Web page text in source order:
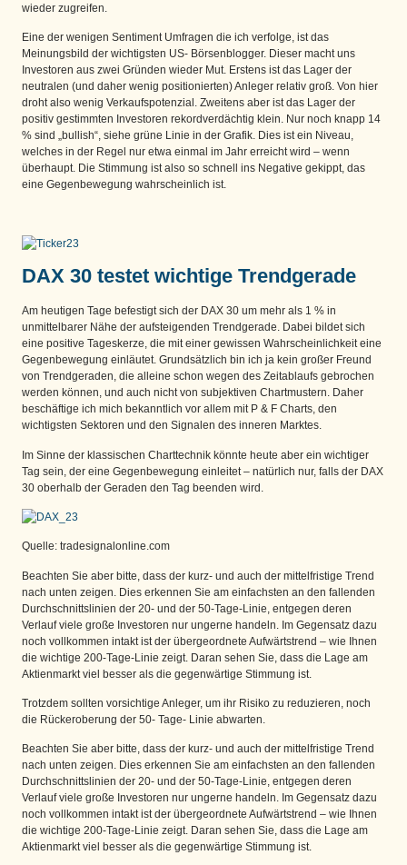
wieder zugreifen.
Eine der wenigen Sentiment Umfragen die ich verfolge, ist das
Meinungsbild der wichtigsten US- Börsenblogger. Dieser macht uns
Investoren aus zwei Gründen wieder Mut. Erstens ist das Lager der
neutralen (und daher wenig positionierten) Anleger relativ groß. Von hier
droht also wenig Verkaufspotenzial. Zweitens aber ist das Lager der
positiv gestimmten Investoren rekordverdächtig klein. Nur noch knapp 14
% sind „bullish“, siehe grüne Linie in der Grafik. Dies ist ein Niveau,
welches in der Regel nur etwa einmal im Jahr erreicht wird – wenn
überhaupt. Die Stimmung ist also so schnell ins Negative gekippt, das
eine Gegenbewegung wahrscheinlich ist.
DAX 30 testet wichtige Trendgerade
Am heutigen Tage befestigt sich der DAX 30 um mehr als 1 % in
unmittelbarer Nähe der aufsteigenden Trendgerade. Dabei bildet sich
eine positive Tageskerze, die mit einer gewissen Wahrscheinlichkeit eine
Gegenbewegung einläutet. Grundsätzlich bin ich ja kein großer Freund
von Trendgeraden, die alleine schon wegen des Zeitablaufs gebrochen
werden können, und auch nicht von subjektiven Chartmustern. Daher
beschäftige ich mich bekanntlich vor allem mit P & F Charts, den
wichtigsten Sektoren und den Signalen des inneren Marktes.
Im Sinne der klassischen Charttechnik könnte heute aber ein wichtiger
Tag sein, der eine Gegenbewegung einleitet – natürlich nur, falls der DAX
30 oberhalb der Geraden den Tag beenden wird.
Quelle: tradesignalonline.com
Beachten Sie aber bitte, dass der kurz- und auch der mittelfristige Trend
nach unten zeigen. Dies erkennen Sie am einfachsten an den fallenden
Durchschnittslinien der 20- und der 50-Tage-Linie, entgegen deren
Verlauf viele große Investoren nur ungerne handeln. Im Gegensatz dazu
noch vollkommen intakt ist der übergeordnete Aufwärtstrend – wie Ihnen
die wichtige 200-Tage-Linie zeigt. Daran sehen Sie, dass die Lage am
Aktienmarkt viel besser als die gegenwärtige Stimmung ist.
Trotzdem sollten vorsichtige Anleger, um ihr Risiko zu reduzieren, noch
die Rückeroberung der 50- Tage- Linie abwarten.
Beachten Sie aber bitte, dass der kurz- und auch der mittelfristige Trend
nach unten zeigen. Dies erkennen Sie am einfachsten an den fallenden
Durchschnittslinien der 20- und der 50-Tage-Linie, entgegen deren
Verlauf viele große Investoren nur ungerne handeln. Im Gegensatz dazu
noch vollkommen intakt ist der übergeordnete Aufwärtstrend – wie Ihnen
die wichtige 200-Tage-Linie zeigt. Daran sehen Sie, dass die Lage am
Aktienmarkt viel besser als die gegenwärtige Stimmung ist.